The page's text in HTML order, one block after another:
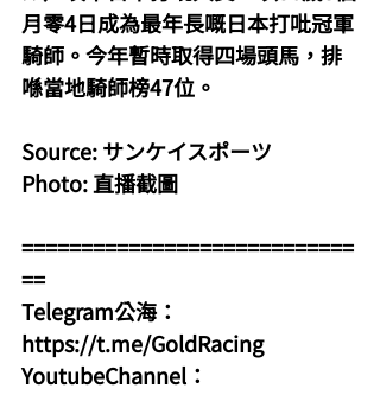
月零4日成為最年長嘅日本打吡冠軍
騎師。今年暫時取得四場頭馬，排
喺當地騎師榜47位。
Source: サンケイスポーツ
Photo: 直播截圖
============================
==
Telegram公海：
https://t.me/GoldRacing
YoutubeChannel：